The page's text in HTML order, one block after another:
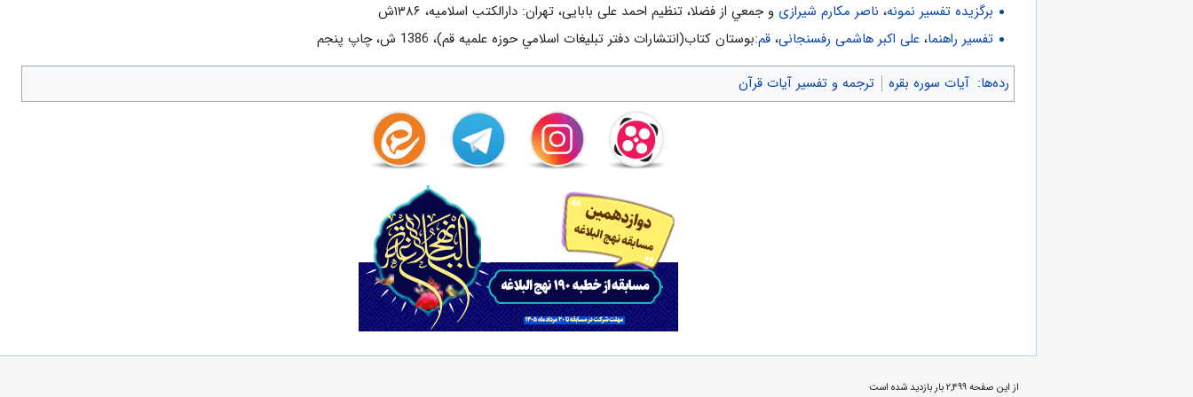
برگزیده تفسیر نمونه، ناصر مکارم شیرازی و جمعي از فضلا، تنظیم احمد علی بابایی، تهران: دارالکتب اسلامیه، ۱۳۸۶ش
تفسیر راهنما، علی اکبر هاشمی رفسنجانی، قم:بوستان كتاب(انتشارات دفتر تبليغات اسلامي حوزه علميه قم)، 1386 ش‌، چاپ پنجم‌
رده‌ها: آیات سوره بقره ترجمه و تفسیر آیات قرآن
از این صفحه ۲,۴۹۹ بار بازدید شده است